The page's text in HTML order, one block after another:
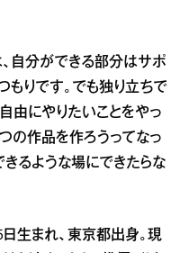
、自分ができる部分はサポ
もりです。でも独り立ちで
由にやりたいことをやっ
の作品を作ろうってなっ
るような場にできたらな
生まれ、東京都出身。現